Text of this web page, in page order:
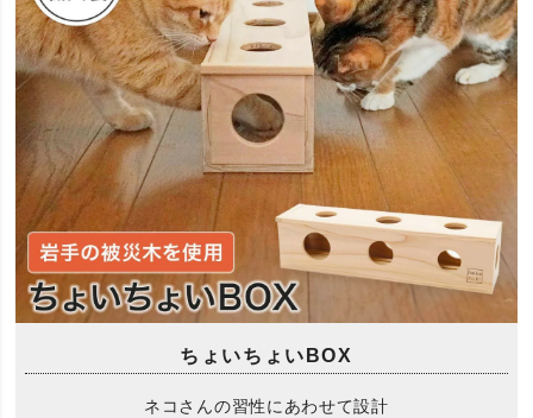
ちょいちょいBOX
ネコさんの習性にあわせて設計